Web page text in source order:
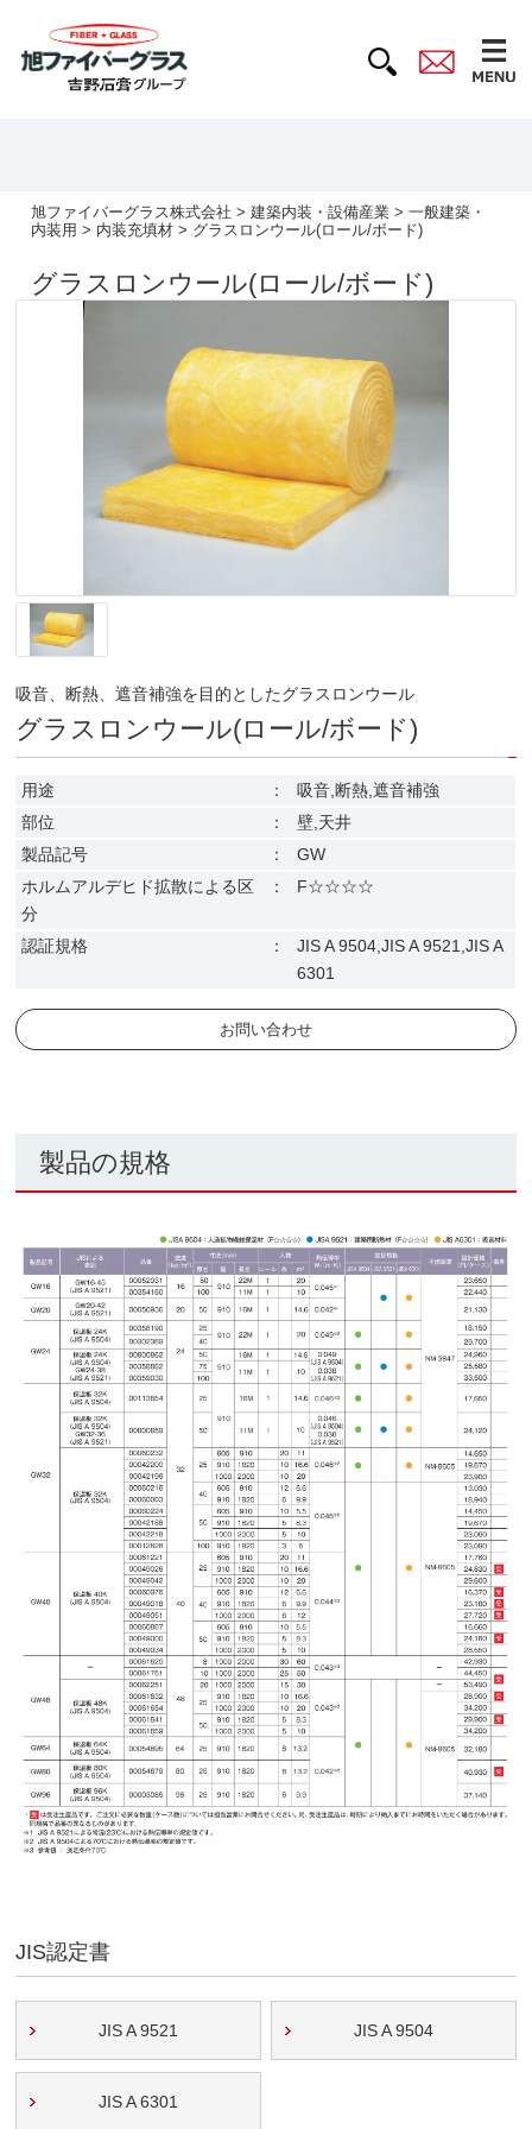
旭ファイバーグラス株式会社 >建築内装・設備産業 >一般建築・
内装用 > 内装充填材 > グラスロンウール(ロール/ボード)
グラスロンウール(ロール/ボード)
吸音、断熱、遮音補強を目的としたグラスロンウール
グラスロンウール(ロール/ボード)
用途 ：
吸音,断熱,遮音補強
部位
：
壁,天井
製品記号
：
GW
ホルムアルデヒド拡散による区
分
： F☆☆☆☆
認証規格 ：
JIS A 9504,JIS A 9521,JIS A
6301
お問い合わせ
製品の規格
JIS認定書
JIS A 9521 JIS A 9504
JIS A 6301